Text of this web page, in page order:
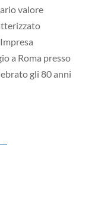
valore
a Roma presso
gli 80 anni